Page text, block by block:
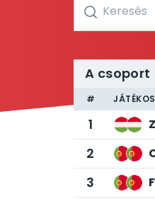
A csoport
# JÁTÉKOS
1
2
3